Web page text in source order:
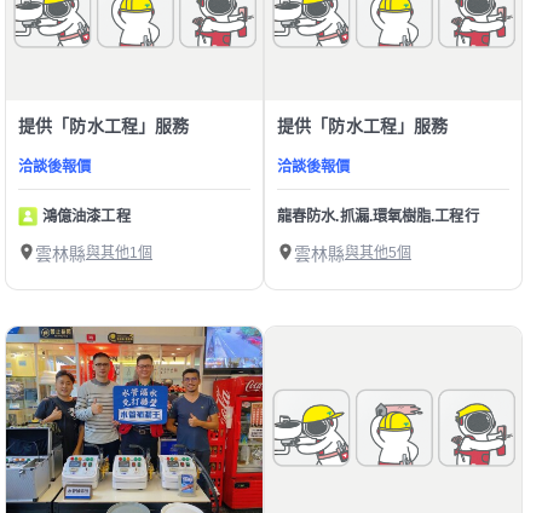
提供「防水工程」服務
洽談後報價
鴻億油漆工程
雲林縣與其他1個
提供「防水工程」服務
洽談後報價
龍春防水.抓漏.環氧樹脂.工程行
雲林縣與其他5個